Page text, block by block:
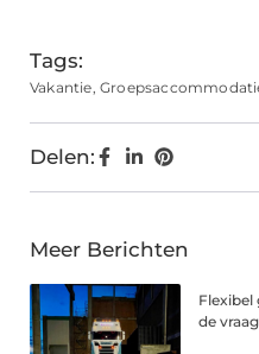
Tags:
Vakantie,
Delen:
Meer Berichten
Flexibel
de vraag